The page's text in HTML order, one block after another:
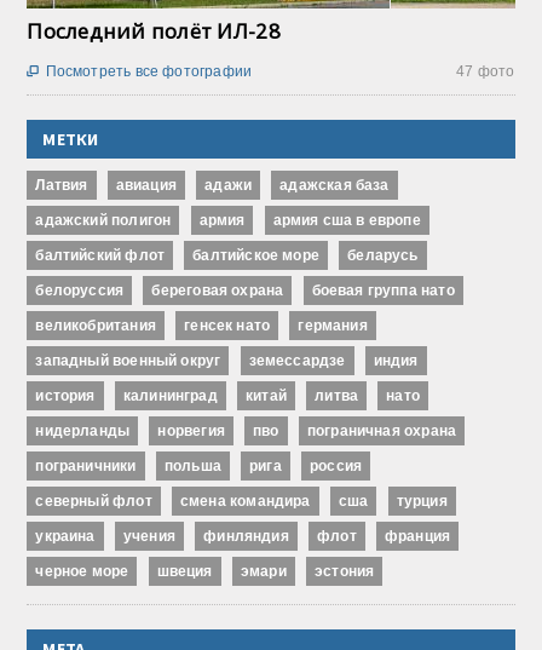
Последний полёт ИЛ-28
47 фото
 Посмотреть все фотографии
МЕТКИ
Латвия авиация адажи адажская база
адажский полигон армия армия сша в европе
балтийский флот балтийское море беларусь
белоруссия береговая охрана боевая группа нато
великобритания генсек нато германия
западный военный округ земессардзе индия
история калининград китай литва нато
нидерланды норвегия пво пограничная охрана
пограничники польша рига россия
северный флот смена командира сша турция
украина учения финляндия флот франция
черное море швеция эмари эстония